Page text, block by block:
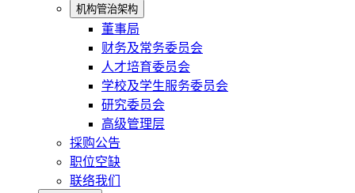
机构管治架构
董事局
财务及常务委员会
人才培育委员会
学校及学生服务委员会
研究委员会
高级管理层
採购公告
职位空缺
联络我们